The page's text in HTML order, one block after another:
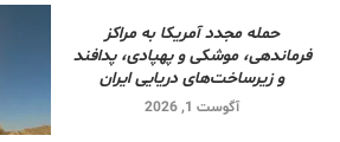
حمله مجدد آمریکا به مراکز
فرماندهی، موشکی و پهپادی، پدافند
و زیرساخت‌های دریایی ایران
آگوست 1, 2026